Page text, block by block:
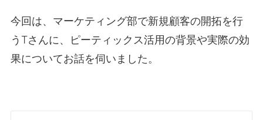
今回は、マーケティング部で新規顧客の開拓を行
うTさんに、ピーティックス活用の背景や実際の効
果についてお話を伺いました。